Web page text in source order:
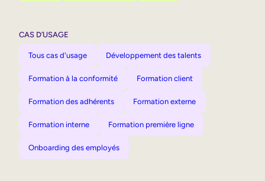
CAS D’USAGE
Tous cas d'usage Développement des talents
Formation à la conformité Formation client
Formation des adhérents Formation externe
Formation interne Formation première ligne
Onboarding des employés